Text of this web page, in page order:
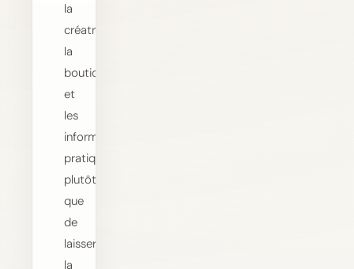
la
créatrice,
la
boutique
et
les
informations
pratiques
plutôt
que
de
laisser
la